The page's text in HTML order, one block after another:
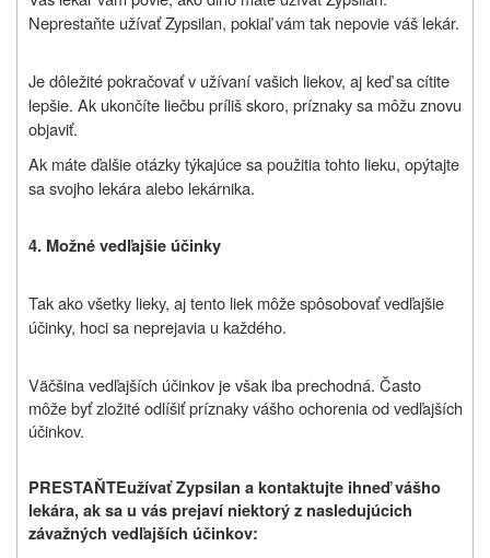
Neprestaňte užívať Zypsilan, pokiaľ vám tak nepovie váš lekár.
Je dôležité pokračovať v užívaní vašich liekov, aj keď sa cítite
lepšie. Ak ukončíte liečbu príliš skoro, príznaky sa môžu znovu
objaviť.
Ak máte ďalšie otázky týkajúce sa použitia tohto lieku, opýtajte
sa svojho lekára alebo lekárnika.
4. Možné vedľajšie účinky
Tak ako všetky lieky, aj tento liek môže spôsobovať vedľajšie
účinky, hoci sa neprejavia u každého.
Väčšina vedľajších účinkov je však iba prechodná. Často
môže byť zložité odlíšiť príznaky vášho ochorenia od vedľajších
účinkov.
PRESTAŇTEužívať Zypsilan a kontaktujte ihneď vášho
lekára, ak sa u vás prejaví niektorý z nasledujúcich
závažných vedľajších účinkov: